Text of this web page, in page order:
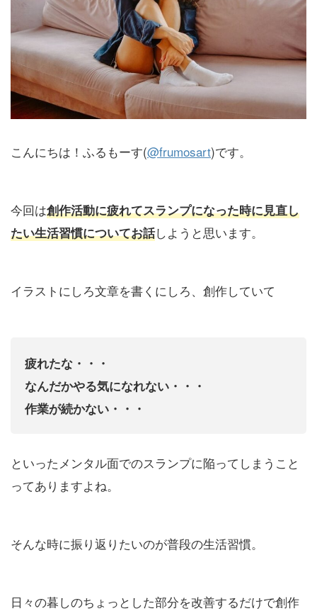
こんにちは！ふるもーす(@frumosart)です。
今回は創作活動に疲れてスランプになった時に見直し
たい生活習慣についてお話しようと思います。
イラストにしろ文章を書くにしろ、創作していて
疲れたな・・・
なんだかやる気になれない・・・
作業が続かない・・・
といったメンタル面でのスランプに陥ってしまうこと
ってありますよね。
そんな時に振り返りたいのが普段の生活習慣。
日々の暮しのちょっとした部分を改善するだけで創作